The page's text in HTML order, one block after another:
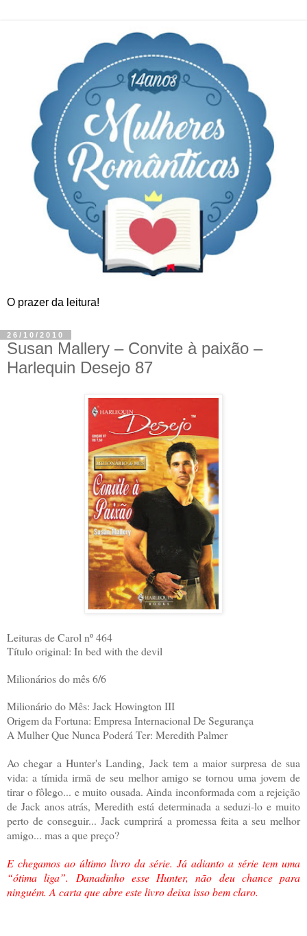
O prazer da leitura!
26/10/2010
Susan Mallery – Convite à paixão –
Harlequin Desejo 87
Leituras de Carol nº 464
Título original: In bed with the devil
Milionários do mês 6/6
Milionário do Mês: Jack Howington III
Origem da Fortuna: Empresa Internacional De Segurança
A Mulher Que Nunca Poderá Ter: Meredith Palmer
Ao chegar a Hunter's Landing, Jack tem a maior surpresa de sua
vida: a tímida irmã de seu melhor amigo se tornou uma jovem de
tirar o fôlego... e muito ousada. Ainda inconformada com a rejeição
de Jack anos atrás, Meredith está determinada a seduzi-lo e muito
perto de conseguir... Jack cumprirá a promessa feita a seu melhor
amigo... mas a que preço?
E chegamos ao último livro da série. Já adianto a série tem uma
“ótima liga”. Danadinho esse Hunter, não deu chance para
ninguém. A carta que abre este livro deixa isso bem claro.